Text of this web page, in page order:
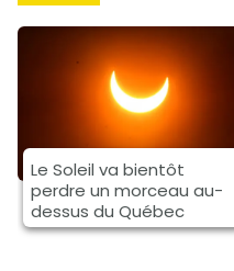
Le Soleil va bientôt
perdre un morceau au-
dessus du Québec